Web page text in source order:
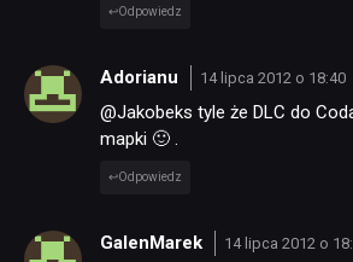
Odpowiedz
Adorianu 14 lipca 2012 o 18:40
@Jakobeks tyle że DLC do
mapki 🙂 .
Odpowiedz
GalenMarek 14 lipca 2012 o